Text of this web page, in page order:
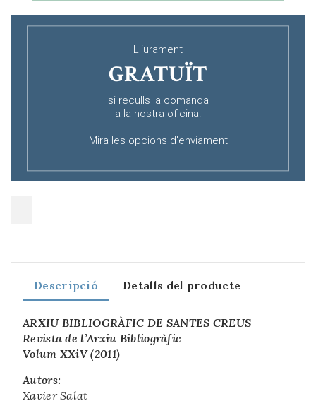
Lliurament
GRATUÏT
si reculls la comanda
a la nostra oficina.
Mira les opcions d'enviament
Descripció Detalls del producte
ARXIU BIBLIOGRÀFIC DE SANTES CREUS
Revista de l’Arxiu Bibliogràfic
Volum XXiV (2011)
Autors:
Xavier Salat